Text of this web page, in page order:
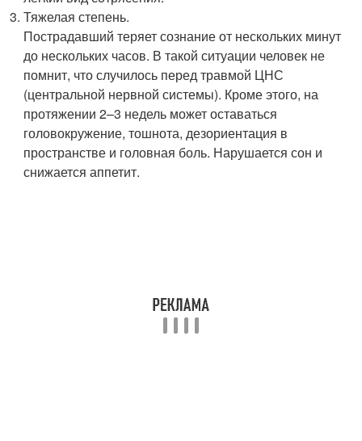
Тяжелая степень.
Пострадавший теряет сознание от нескольких минут
до нескольких часов. В такой ситуации человек не
помнит, что случилось перед травмой ЦНС
(центральной нервной системы). Кроме этого, на
протяжении 2–3 недель может оставаться
головокружение, тошнота, дезориентация в
пространстве и головная боль. Нарушается сон и
снижается аппетит.